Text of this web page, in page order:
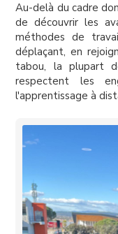
Au-delà du cadre
de découvrir les
méthodes de
déplaçant, en
tabou, la plupart
respectent les
l'apprentissage à